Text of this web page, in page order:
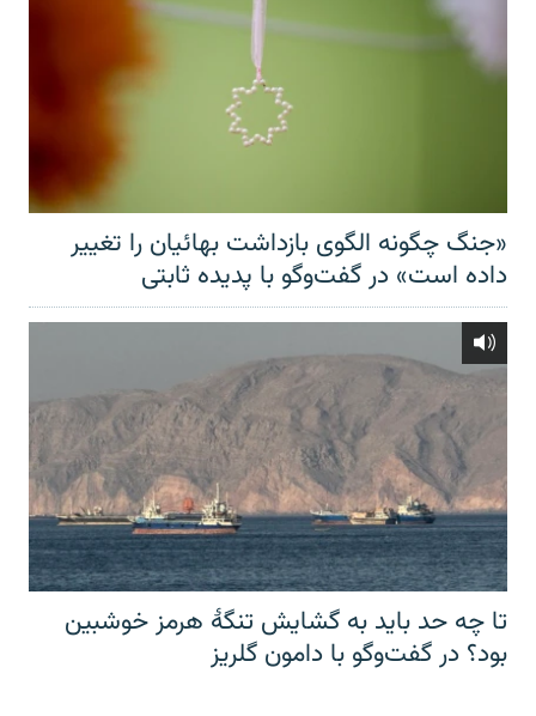
«جنگ چگونه الگوی بازداشت بهائیان را تغییر
داده است» در گفت‌وگو با پدیده ثابتی
تا چه حد باید به گشایش تنگهٔ هرمز خوشبین
بود؟ در گفت‌وگو با دامون گلریز